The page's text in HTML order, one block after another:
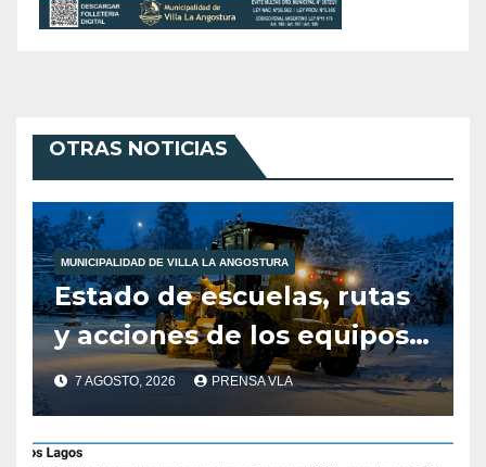
OTRAS NOTICIAS
MUNICIPALIDAD DE VILLA LA ANGOSTURA
Estado de escuelas, rutas
y acciones de los equipos
municipales – Villa La
Angostura – 7 de agosto –
10:00 hs
7 AGOSTO, 2026 PRENSA VLA